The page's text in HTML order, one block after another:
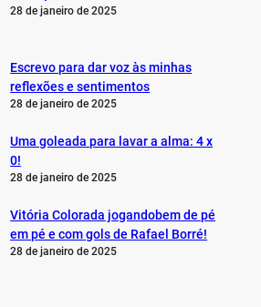
28 de janeiro de 2025
Escrevo para dar voz às minhas
reflexões e sentimentos
28 de janeiro de 2025
Uma goleada para lavar a alma: 4 x
0!
28 de janeiro de 2025
Vitória Colorada jogandobem de pé
em pé e com gols de Rafael Borré!
28 de janeiro de 2025